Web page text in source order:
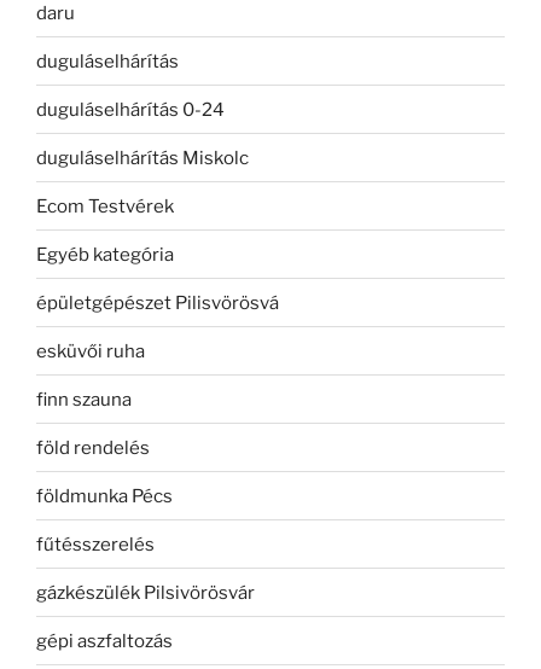
daru
duguláselhárítás
duguláselhárítás 0-24
duguláselhárítás Miskolc
Ecom Testvérek
Egyéb kategória
épületgépészet Pilisvörösvá
esküvői ruha
finn szauna
föld rendelés
földmunka Pécs
fűtésszerelés
gázkészülék Pilsivörösvár
gépi aszfaltozás